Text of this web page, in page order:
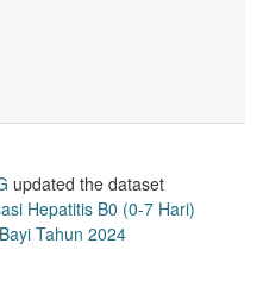
updated the dataset
Hepatitis B0 (0-7 Hari)
Tahun 2024